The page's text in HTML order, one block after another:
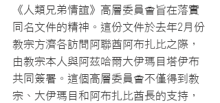
《人類兄弟情誼》高層委員會旨在落實
同名文件的精神。這份文件於去年2月份
教宗方濟各訪問阿聯酋阿布扎比之際，
由教宗本人與阿茲哈爾大伊瑪目塔伊布
共同簽署。這個高層委員會不僅得到教
宗、大伊瑪目和阿布扎比酋長的支持，